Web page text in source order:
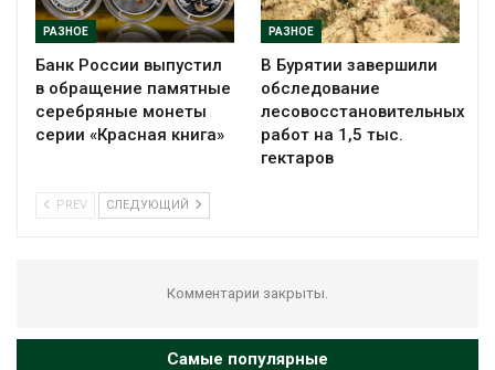
РАЗНОЕ
Банк России выпустил
в обращение памятные
серебряные монеты
серии «Красная книга»
РАЗНОЕ
В Бурятии завершили
обследование
лесовосстановительных
работ на 1,5 тыс.
гектаров
PREV СЛЕДУЮЩИЙ
Комментарии закрыты.
Самые популярные